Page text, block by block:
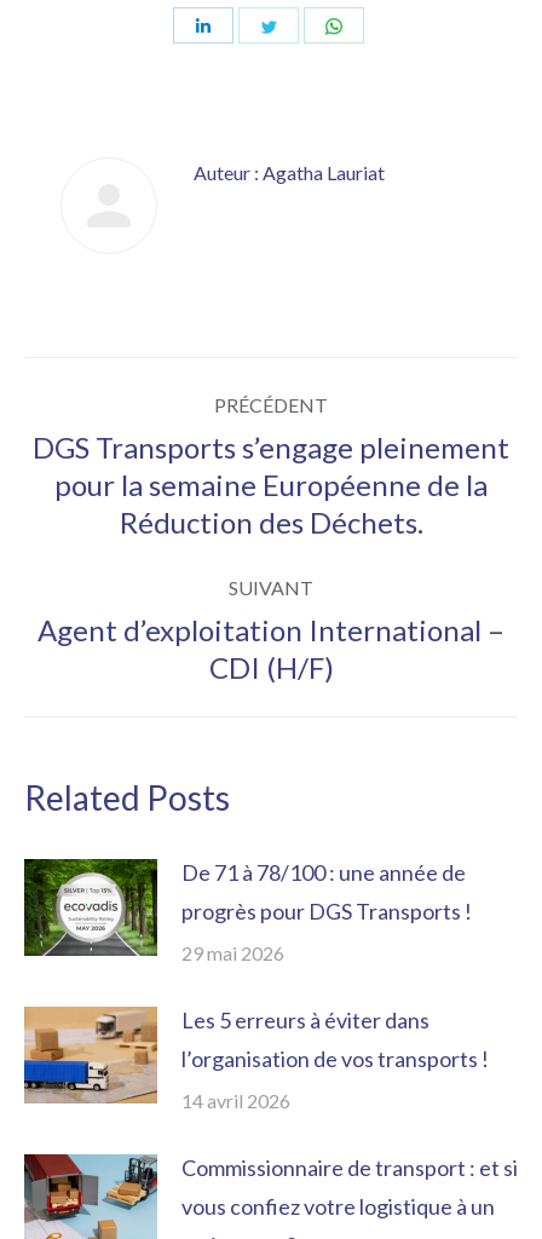
Partager Partager
Auteur : Agatha Lauriat
article
PRÉCÉDENT
Article
précédent
DGS Transports s’engage pleinement
pour la semaine Européenne de la
Réduction des Déchets.
SUIVANT
Article
suivant
Agent d’exploitation International –
CDI (H/F)
Related Posts
De 71 à 78/100 : une année de
progrès pour DGS Transports !
29 mai 2026
Les 5 erreurs à éviter dans
l’organisation de vos transports !
14 avril 2026
Commissionnaire de transport : et si
vous confiez votre logistique à un